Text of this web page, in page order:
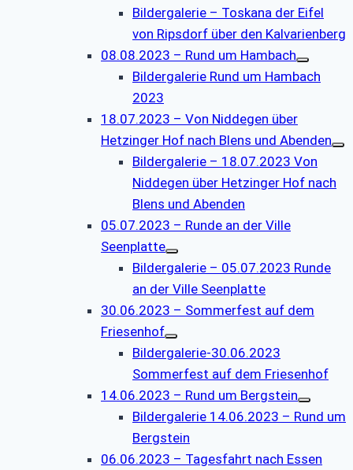
Bildergalerie – Toskana der Eifel
von Ripsdorf über den Kalvarienberg
08.08.2023 – Rund um Hambach
Bildergalerie Rund um Hambach
2023
18.07.2023 – Von Niddegen über
Hetzinger Hof nach Blens und Abenden
Bildergalerie – 18.07.2023 Von
Niddegen über Hetzinger Hof nach
Blens und Abenden
05.07.2023 – Runde an der Ville
Seenplatte
Bildergalerie – 05.07.2023 Runde
an der Ville Seenplatte
30.06.2023 – Sommerfest auf dem
Friesenhof
Bildergalerie-30.06.2023
Sommerfest auf dem Friesenhof
14.06.2023 – Rund um Bergstein
Bildergalerie 14.06.2023 – Rund um
Bergstein
06.06.2023 – Tagesfahrt nach Essen